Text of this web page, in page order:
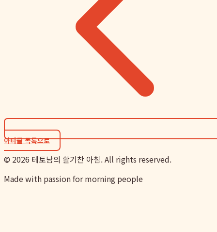
아티클 목록으로
© 2026 테토남의 활기찬 아침. All rights reserved.
Made with passion for morning people